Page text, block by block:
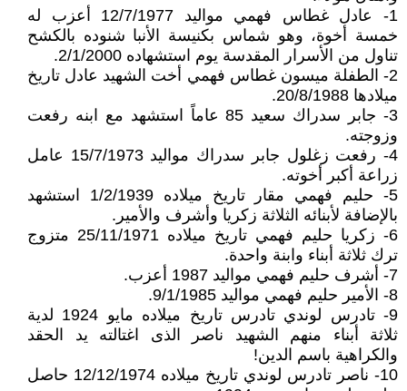
1- عادل غطاس فهمي مواليد 12/7/1977 أعزب له
خمسة أخوة، وهو شماس بكنيسة الأنبا شنوده بالكشح
تناول من الأسرار المقدسة يوم استشهاده 2/1/2000.
2- الطفلة ميسون غطاس فهمي أخت الشهيد عادل تاريخ
ميلادها 20/8/1988.
3- جابر سدراك سعيد 85 عاماً استشهد مع ابنه رفعت
وزوجته.
4- رفعت زغلول جابر سدراك مواليد 15/7/1973 عامل
زراعة أكبر أخوته.
5- حليم فهمي مقار تاريخ ميلاده 1/2/1939 استشهد
بالإضافة لأبنائه الثلاثة زكريا وأشرف والأمير.
6- زكريا حليم فهمي تاريخ ميلاده 25/11/1971 متزوج
ترك ثلاثة أبناء وابنة واحدة.
7- أشرف حليم فهمي مواليد 1987 أعزب.
8- الأمير حليم فهمي مواليد 9/1/1985.
9- تادرس لوندي تادرس تاريخ ميلاده مايو 1924 لدية
ثلاثة أبناء منهم الشهيد ناصر الذى اغتالته يد الحقد
والكراهية باسم الدين!
10- ناصر تادرس لوندي تاريخ ميلاده 12/12/1974 حاصل